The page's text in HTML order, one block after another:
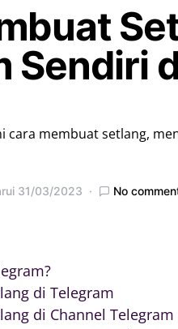
Sendiri
cara membuat setlang,
31/03/2023 No
di Telegram
di Channel Telegram